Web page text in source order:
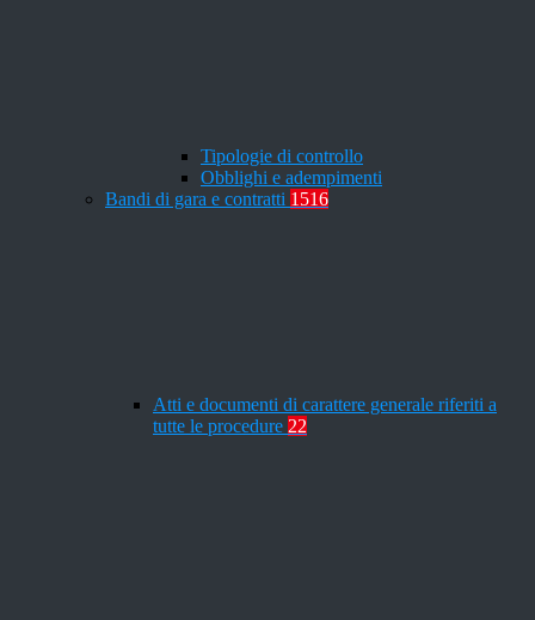
Tipologie di controllo
Obblighi e adempimenti
Bandi di gara e contratti 1516
Atti e documenti di carattere generale riferiti a
tutte le procedure 22